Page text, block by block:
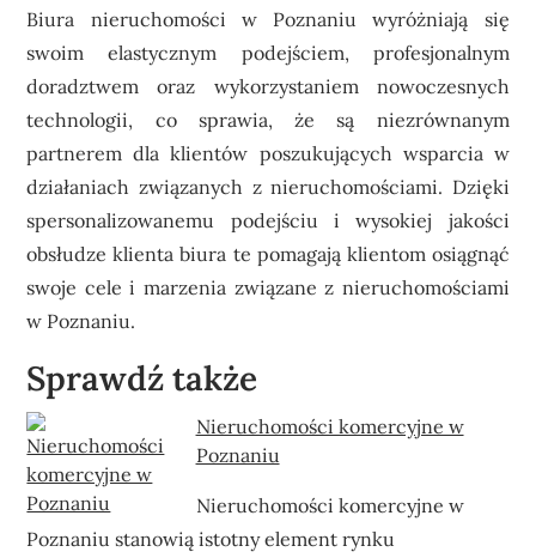
Biura nieruchomości w Poznaniu wyróżniają się
swoim elastycznym podejściem, profesjonalnym
doradztwem oraz wykorzystaniem nowoczesnych
technologii, co sprawia, że są niezrównanym
partnerem dla klientów poszukujących wsparcia w
działaniach związanych z nieruchomościami. Dzięki
spersonalizowanemu podejściu i wysokiej jakości
obsłudze klienta biura te pomagają klientom osiągnąć
swoje cele i marzenia związane z nieruchomościami
w Poznaniu.
Sprawdź także
Nieruchomości komercyjne w
Poznaniu
Nieruchomości komercyjne w
Poznaniu stanowią istotny element rynku